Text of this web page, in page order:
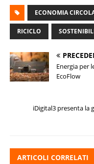
ECONOMIA
RICICLO
Energia per
EcoFlow
iDigital3 presenta la
ARTICOLI CORRELATI